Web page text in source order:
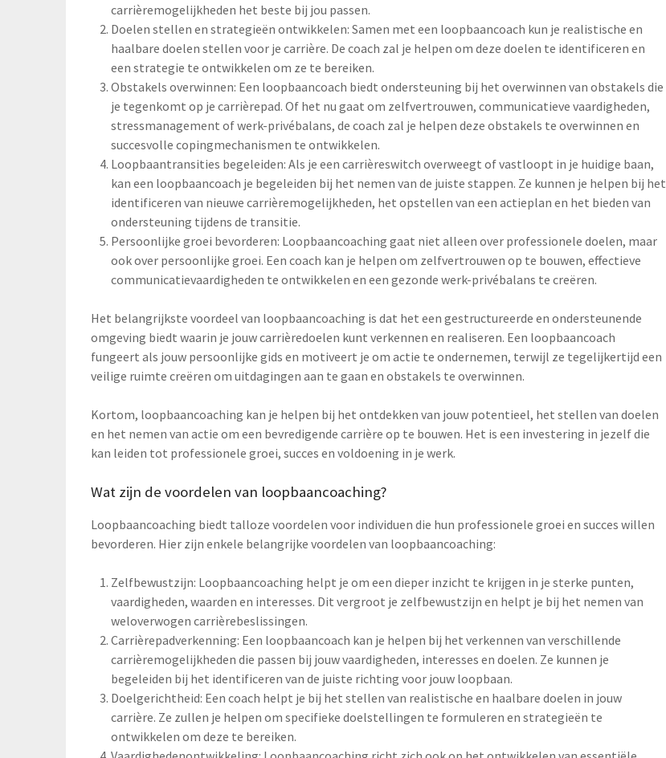
carrièremogelijkheden het beste bij jou passen.
Doelen stellen en strategieën ontwikkelen: Samen met een loopbaancoach kun je realistische en
haalbare doelen stellen voor je carrière. De coach zal je helpen om deze doelen te identificeren en
een strategie te ontwikkelen om ze te bereiken.
Obstakels overwinnen: Een loopbaancoach biedt ondersteuning bij het overwinnen van obstakels die
je tegenkomt op je carrièrepad. Of het nu gaat om zelfvertrouwen, communicatieve vaardigheden,
stressmanagement of werk-privébalans, de coach zal je helpen deze obstakels te overwinnen en
succesvolle copingmechanismen te ontwikkelen.
Loopbaantransities begeleiden: Als je een carrièreswitch overweegt of vastloopt in je huidige baan,
kan een loopbaancoach je begeleiden bij het nemen van de juiste stappen. Ze kunnen je helpen bij het
identificeren van nieuwe carrièremogelijkheden, het opstellen van een actieplan en het bieden van
ondersteuning tijdens de transitie.
Persoonlijke groei bevorderen: Loopbaancoaching gaat niet alleen over professionele doelen, maar
ook over persoonlijke groei. Een coach kan je helpen om zelfvertrouwen op te bouwen, effectieve
communicatievaardigheden te ontwikkelen en een gezonde werk-privébalans te creëren.
Het belangrijkste voordeel van loopbaancoaching is dat het een gestructureerde en ondersteunende
omgeving biedt waarin je jouw carrièredoelen kunt verkennen en realiseren. Een loopbaancoach
fungeert als jouw persoonlijke gids en motiveert je om actie te ondernemen, terwijl ze tegelijkertijd een
veilige ruimte creëren om uitdagingen aan te gaan en obstakels te overwinnen.
Kortom, loopbaancoaching kan je helpen bij het ontdekken van jouw potentieel, het stellen van doelen
en het nemen van actie om een bevredigende carrière op te bouwen. Het is een investering in jezelf die
kan leiden tot professionele groei, succes en voldoening in je werk.
Wat zijn de voordelen van loopbaancoaching?
Loopbaancoaching biedt talloze voordelen voor individuen die hun professionele groei en succes willen
bevorderen. Hier zijn enkele belangrijke voordelen van loopbaancoaching:
Zelfbewustzijn: Loopbaancoaching helpt je om een dieper inzicht te krijgen in je sterke punten,
vaardigheden, waarden en interesses. Dit vergroot je zelfbewustzijn en helpt je bij het nemen van
weloverwogen carrièrebeslissingen.
Carrièrepadverkenning: Een loopbaancoach kan je helpen bij het verkennen van verschillende
carrièremogelijkheden die passen bij jouw vaardigheden, interesses en doelen. Ze kunnen je
begeleiden bij het identificeren van de juiste richting voor jouw loopbaan.
Doelgerichtheid: Een coach helpt je bij het stellen van realistische en haalbare doelen in jouw
carrière. Ze zullen je helpen om specifieke doelstellingen te formuleren en strategieën te
ontwikkelen om deze te bereiken.